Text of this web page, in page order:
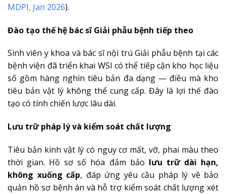
MDPI, Jan 2026).
Đào tạo thế hệ bác sĩ Giải phẫu bệnh tiếp theo
Sinh viên y khoa và bác sĩ nội trú Giải phẫu bệnh tại các
bệnh viện đã triển khai WSI có thể tiếp cận kho học liệu
số gồm hàng nghìn tiêu bản đa dạng — điều mà kho
tiêu bản vật lý không thể cung cấp. Đây là lợi thế đào
tạo có tính chiến lược lâu dài.
Lưu trữ pháp lý và kiểm soát chất lượng
Tiêu bản kính vật lý có nguy cơ mất, vỡ, phai màu theo
thời gian. Hồ sơ số hóa đảm bảo lưu trữ dài hạn,
không xuống cấp, đáp ứng yêu cầu pháp lý về bảo
quản hồ sơ bệnh án và hỗ trợ kiểm soát chất lượng xét